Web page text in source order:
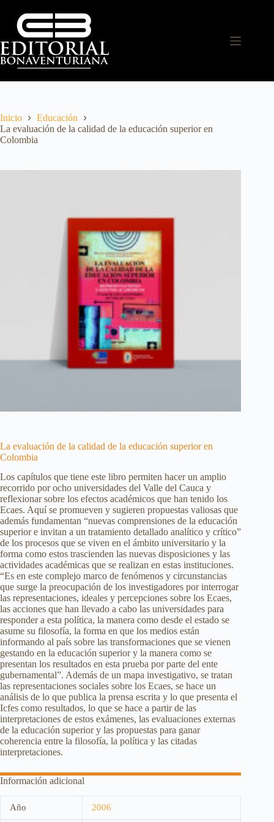
Inicio
Educación
La evaluación de la calidad de la educación superior en
Colombia
La evaluación de la calidad de la educación superior en
Colombia
Los capítulos que tiene este libro permiten hacer un amplio
recorrido por ocho universidades del Valle del Cauca y
reflexionar sobre los efectos académicos que han tenido los
Ecaes. Aquí se promueven y sugieren propuestas valiosas que
además fundamentan “nuevas comprensiones de la educación
superior e invitan a un tratamiento detallado analítico y crítico”
de los procesos que se viven en el ámbito universitario y la
forma como estos trascienden las nuevas disposiciones y las
actividades académicas que se realizan en estas instituciones.
“Es en este complejo marco de fenómenos y circunstancias
que surge la preocupación de los investigadores por interrogar
las representaciones, ideales y percepciones sobre los Ecaes,
las acciones que han llevado a cabo las universidades para
responder a esta política, la manera como desde el estado se
asume su filosofía, la forma en que los medios están
informando al país sobre las transformaciones que se vienen
gestando en la educación superior y la manera como se
presentan los resultados en esta prueba por parte del ente
gubernamental”. Además de un mapa investigativo, se tratan
las representaciones sociales sobre los Ecaes, se hace un
análisis de lo que publica la prensa escrita y lo que presenta el
Icfes como resultados, lo que se hace a partir de las
interpretaciones de estos exámenes, las evaluaciones externas
de la educación superior y las propuestas para ganar
coherencia entre la filosofía, la política y las citadas
interpretaciones.
Información adicional
Año 2006